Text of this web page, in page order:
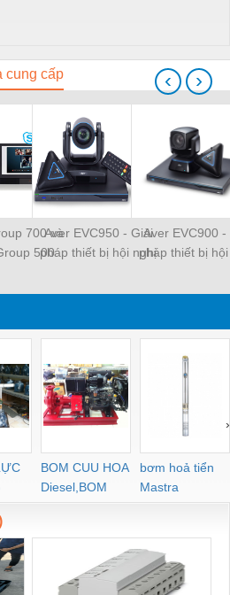
cung cấp
700 và
500
Aver EVC950 - Giải
pháp thiết bị hội nghị
Aver EVC900 -
pháp thiết bị
‹ ›
BOM CUU HOA
Diesel,BOM
CHUA CHAY
bơm hoả tiển
Mastra
›